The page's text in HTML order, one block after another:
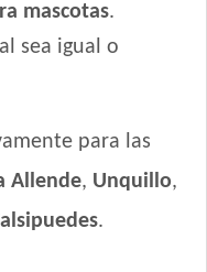
mascotas.
sea igual o
para las
Allende, Unquillo,
.